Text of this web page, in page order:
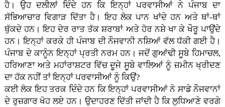
ਹੈ। ਉਹ ਦਲੀਲਾਂ ਦਿੰਦੇ ਹਨ ਕਿ ਇਨ੍ਹਾਂ ਪਰਵਾਸੀਆਂ ਨੇ ਪੰਜਾਬ ਦਾ
ਸੱਭਿਆਚਾਰ ਵਿਗਾੜ ਦਿੱਤਾ ਹੈ। ਇਹ ਲੋਕ ਪਾਨ ਖਾਂਦੇ ਹਨ ਅਤੇ ਥਾਂ-ਥਾਂ
ਥੁੱਕਦੇ ਹਨ। ਇਹ ਦੇਰ ਰਾਤ ਤੱਕ ਸ਼ਰਾਬਾਂ ਅਤੇ ਹੋਰ ਨਸ਼ੇ ਖਾ ਕੇ ਖੌਰੂ ਪਾਉਂਦੇ
ਹਨ। ਇਨ੍ਹਾਂ ਕਰਕੇ ਹੀ ਪੰਜਾਬ ਦੀ ਨੌਜਵਾਨੀ ਨਸ਼ਿਆਂ ਵੱਲ ਧੱਕੀ ਗਈ ਹੈ।
ਪੰਜਾਬ ਦੇ ਕਾਨੂੰਨ ਇਨ੍ਹਾਂ ਪ੍ਰਤੀ ਨਰਮ ਹਨ। ਜਦੋਂ ਗੁਆਂਢੀ ਸੂਬੇ ਹਿਮਾਚਲ,
ਹਰਿਆਣਾ ਅਤੇ ਮਹਾਂਰਾਸ਼ਟਰ ਵਿੱਚ ਦੂਜੇ ਸੂਬੇ ਵਾਲਿਆਂ ਨੂੰ ਜ਼ਮੀਨ ਖ੍ਰੀਦਣ
ਦਾ ਹੱਕ ਨਹੀਂ ਤਾਂ ਇਨ੍ਹਾਂ ਪਰਵਾਸੀਆਂ ਨੂੰ ਕਿਉਂ?
ਕਈ ਲੋਕ ਇਹ ਤਰਕ ਦਿੰਦੇ ਹਨ ਕਿ ਇਨ੍ਹਾਂ ਪਰਵਾਸੀਆਂ ਨੇ ਸਾਡੇ ਨੌਜਵਾਨਾਂ
ਦੇ ਰੁਜ਼ਗਾਰ ਖੋਹ ਲਏ ਹਨ। ਉਦਾਹਰਣ ਦਿੱਤੀ ਜਾਂਦੀ ਹੈ ਕਿ ਲੁਧਿਆਣੇ ਵਰਗੇ